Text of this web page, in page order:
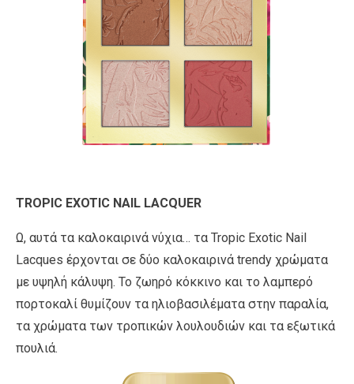
TROPIC EXOTIC NAIL LACQUER
Ω, αυτά τα καλοκαιρινά νύχια… τα Tropic Exotic Nail
Lacques έρχονται σε δύο καλοκαιρινά trendy χρώματα
με υψηλή κάλυψη. Το ζωηρό κόκκινο και το λαμπερό
πορτοκαλί θυμίζουν τα ηλιοβασιλέματα στην παραλία,
τα χρώματα των τροπικών λουλουδιών και τα εξωτικά
πουλιά.